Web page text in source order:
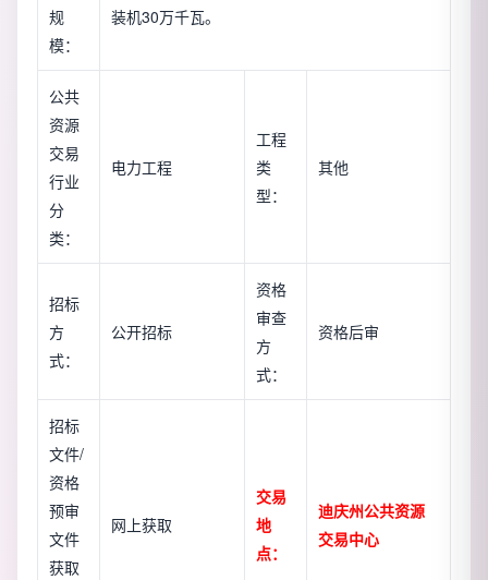
规
模：
装机30万千瓦。
公共
资源
交易
行业
分
类：
电力工程
工程
类
型：
其他
招标
方
式：
公开招标
资格
审查
方
式：
资格后审
招标
文件/
资格
预审
文件
获取
网上获取
交易
地
点：
迪庆州公共资源
交易中心